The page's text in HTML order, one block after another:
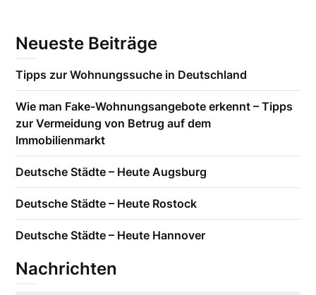
Neueste Beiträge
Tipps zur Wohnungssuche in Deutschland
Wie man Fake-Wohnungsangebote erkennt – Tipps
zur Vermeidung von Betrug auf dem
Immobilienmarkt
Deutsche Städte – Heute Augsburg
Deutsche Städte – Heute Rostock
Deutsche Städte – Heute Hannover
Nachrichten